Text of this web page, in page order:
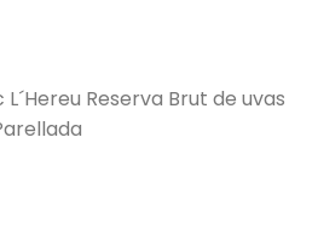
Reserva Brut de uvas